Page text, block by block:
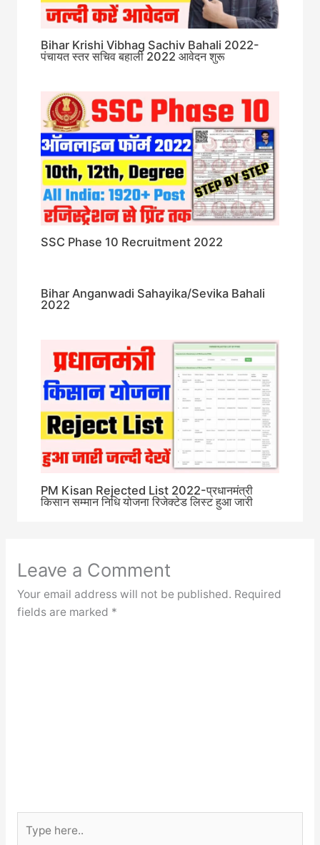
Bihar Krishi Vibhag Sachiv Bahali 2022-
पंचायत स्तर सचिव बहाली 2022 आवेदन शुरू
SSC Phase 10 Recruitment 2022
Bihar Anganwadi Sahayika/Sevika Bahali
2022
PM Kisan Rejected List 2022-प्रधानमंत्री
किसान सम्मान निधि योजना रिजेक्टेड लिस्ट हुआ जारी
Leave a Comment
Your email address will not be published. Required
fields are marked *
here..